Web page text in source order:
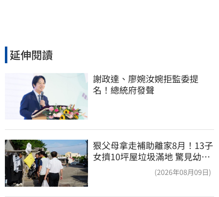
延伸閱讀
謝政達、廖婉汝婉拒監委提
名！總統府發聲
狠父母拿走補助離家8月！13子
女擠10坪屋垃圾滿地 驚見幼童
(2026年08月09日)